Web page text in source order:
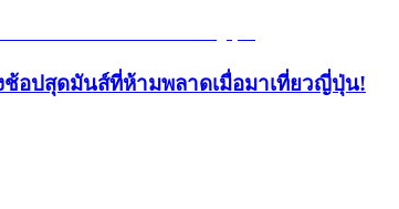
ช้อปสุดมันส์ที่ห้ามพลาดเมื่อมาเที่ยวญี่ปุ่น!